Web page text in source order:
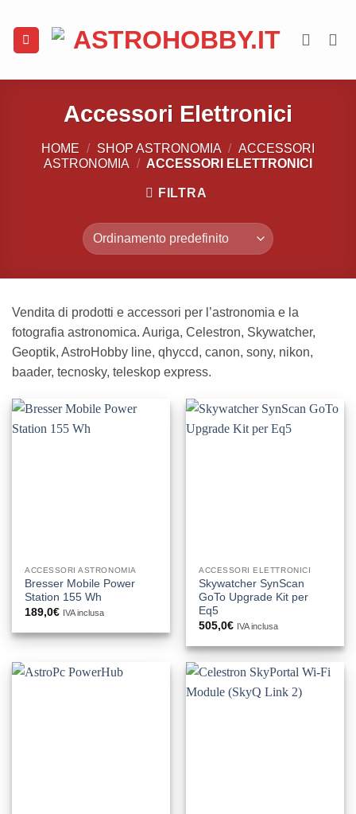
contenuti
Accessori Elettronici
HOME / SHOP ASTRONOMIA / ACCESSORI
ASTRONOMIA / ACCESSORI ELETTRONICI
FILTRA
Vendita di prodotti e accessori per l’astronomia e la
fotografia astronomica. Auriga, Celestron, Skywatcher,
Geoptik, AstroHobby line, qhyccd, canon, sony, nikon,
baader, tecnosky, teleskop express.
ACCESSORI ASTRONOMIA
Bresser Mobile Power
Station 155 Wh
189,0€ IVA inclusa
ACCESSORI ELETTRONICI
Skywatcher SynScan
GoTo Upgrade Kit per
Eq5
505,0€ IVA inclusa